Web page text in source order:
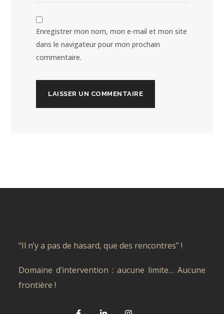
Enregistrer mon nom, mon e-mail et mon site
dans le navigateur pour mon prochain
commentaire.
“Il n’y a pas de hasard, que des rencontres” !
Domaine d’intervention : aucune limite… Aucune
frontière !